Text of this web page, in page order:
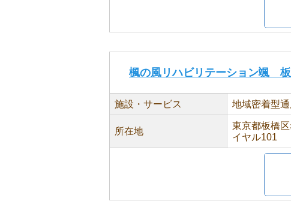
楓の風リハビリテーション颯
施設・サービス 地域密着型通
所在地
東京都板橋
イヤル101